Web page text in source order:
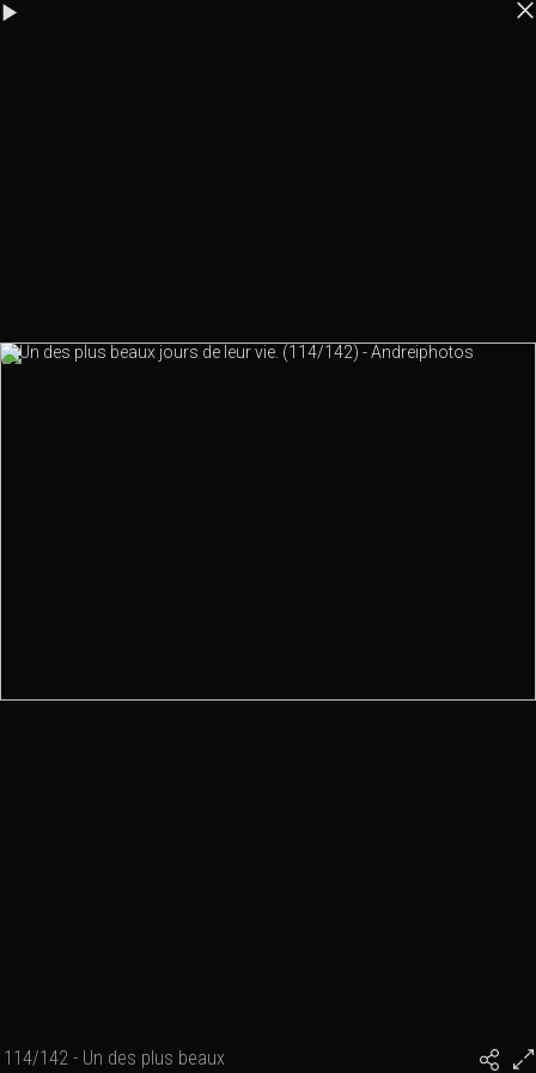
114/142 - Un des plus beaux